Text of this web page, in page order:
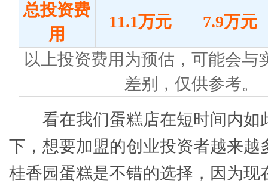
总投资费
用
11.1万元 7.9万元
以上投资费用为预估，可能会与
差别，仅供参考。
看在我们蛋糕店在短时间内如
下，想要加盟的创业投资者越来越
桂香园蛋糕是不错的选择，因为现